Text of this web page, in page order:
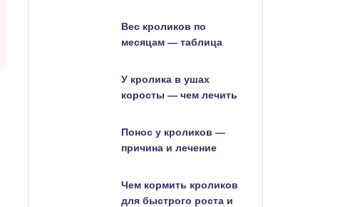
Вес кроликов по
месяцам — таблица
У кролика в ушах
коросты — чем лечить
Понос у кроликов —
причина и лечение
Чем кормить кроликов
для быстрого роста и